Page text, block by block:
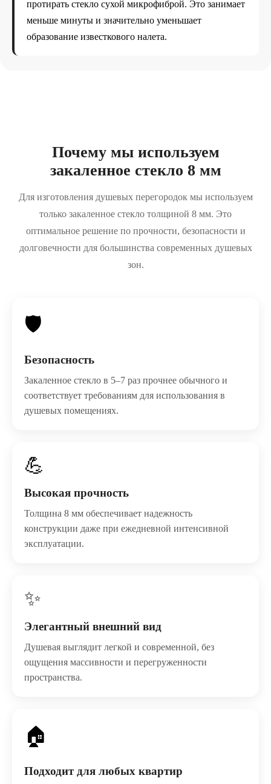
протирать стекло сухой микрофиброй. Это занимает
меньше минуты и значительно уменьшает
образование известкового налета.
Почему мы используем
закаленное стекло 8 мм
Для изготовления душевых перегородок мы используем
только закаленное стекло толщиной 8 мм. Это
оптимальное решение по прочности, безопасности и
долговечности для большинства современных душевых
зон.
🛡️
Безопасность
Закаленное стекло в 5–7 раз прочнее обычного и
соответствует требованиям для использования в
душевых помещениях.
💪
Высокая прочность
Толщина 8 мм обеспечивает надежность
конструкции даже при ежедневной интенсивной
эксплуатации.
✨
Элегантный внешний вид
Душевая выглядит легкой и современной, без
ощущения массивности и перегруженности
пространства.
🏠
Подходит для любых квартир